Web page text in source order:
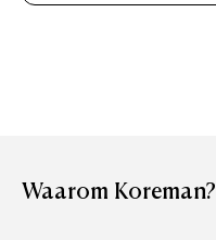
Waarom Koreman?